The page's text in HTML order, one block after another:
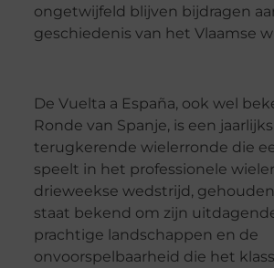
ongetwijfeld blijven bijdragen
geschiedenis van het Vlaamse
De Vuelta a España, ook wel
Ronde van Spanje, is een jaarlijks
terugkerende wielerronde die
speelt in het professionele
drieweekse wedstrijd,
staat bekend om zijn
prachtige landschappen en de
onvoorspelbaarheid die het